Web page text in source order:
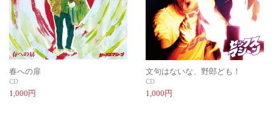
春への扉
CD
1,000円
文句はないな、野郎ども！
CD
1,000円